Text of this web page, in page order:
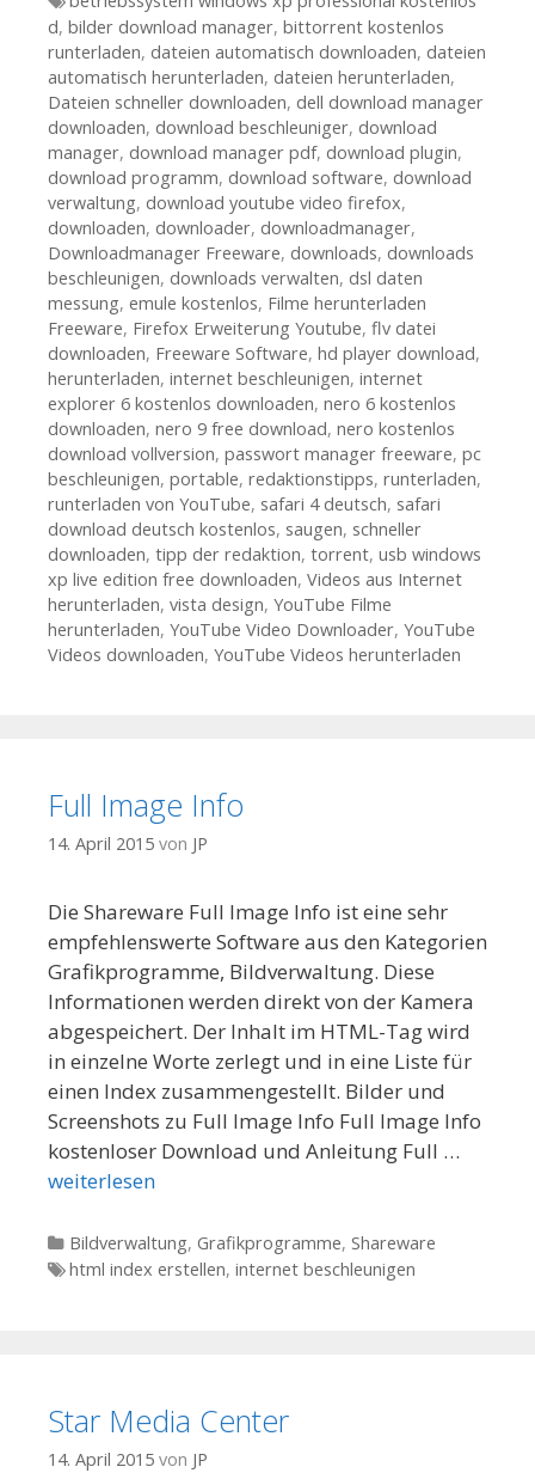
d, bilder download manager, bittorrent kostenlos
runterladen, dateien automatisch downloaden, dateien
automatisch herunterladen, dateien herunterladen,
Dateien schneller downloaden, dell download manager
downloaden, download beschleuniger, download
manager, download manager pdf, download plugin,
download programm, download software, download
verwaltung, download youtube video firefox,
downloaden, downloader, downloadmanager,
Downloadmanager Freeware, downloads, downloads
beschleunigen, downloads verwalten, dsl daten
messung, emule kostenlos, Filme herunterladen
Freeware, Firefox Erweiterung Youtube, flv datei
downloaden, Freeware Software, hd player download,
herunterladen, internet beschleunigen, internet
explorer 6 kostenlos downloaden, nero 6 kostenlos
downloaden, nero 9 free download, nero kostenlos
download vollversion, passwort manager freeware, pc
beschleunigen, portable, redaktionstipps, runterladen,
runterladen von YouTube, safari 4 deutsch, safari
download deutsch kostenlos, saugen, schneller
downloaden, tipp der redaktion, torrent, usb windows
xp live edition free downloaden, Videos aus Internet
herunterladen, vista design, YouTube Filme
herunterladen, YouTube Video Downloader, YouTube
Videos downloaden, YouTube Videos herunterladen
Full Image Info
14. April 2015 von JP
Die Shareware Full Image Info ist eine sehr
empfehlenswerte Software aus den Kategorien
Grafikprogramme, Bildverwaltung. Diese
Informationen werden direkt von der Kamera
abgespeichert. Der Inhalt im HTML-Tag wird
in einzelne Worte zerlegt und in eine Liste für
einen Index zusammengestellt. Bilder und
Screenshots zu Full Image Info Full Image Info
kostenloser Download und Anleitung Full …
weiterlesen
Kategorien
Bildverwaltung, Grafikprogramme, Shareware
Tags
html index erstellen, internet beschleunigen
Star Media Center
14. April 2015 von JP